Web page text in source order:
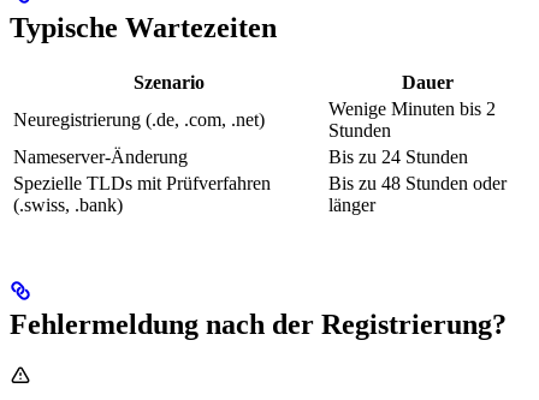
Typische Wartezeiten
Szenario
Dauer
Neuregistrierung (.de, .com, .net)
Wenige Minuten bis 2
Stunden
Nameserver-Änderung
Bis zu 24 Stunden
Spezielle TLDs mit Prüfverfahren
(.swiss, .bank)
Bis zu 48 Stunden oder
länger
Fehlermeldung nach der Registrierung?